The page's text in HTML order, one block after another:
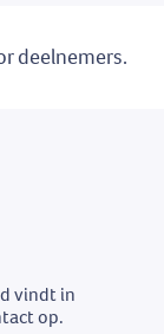
deelnemers.
vindt in
op.